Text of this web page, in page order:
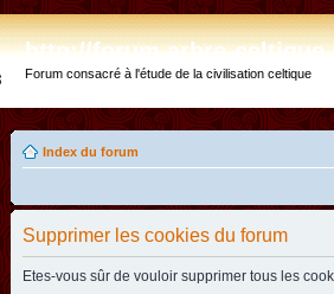
http://forum.arbre-
Forum consacré à l'étude de la civilisation celtique
Index du forum
Supprimer les cookies du forum
Etes-vous sûr de vouloir supprimer tous les